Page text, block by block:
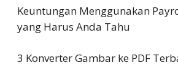
Keuntungan Menggunakan
yang Harus Anda Tahu
3 Konverter Gambar ke PDF